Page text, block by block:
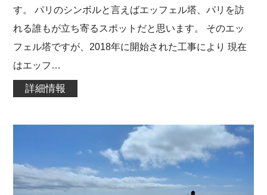
す。 パリのシンボルと言えばエッフェル塔、パリを訪
れる誰もが立ち寄るスポットだと思います。 そのエッ
フェル塔ですが、2018年に開始された工事により 現在
はエッフ…
詳細情報